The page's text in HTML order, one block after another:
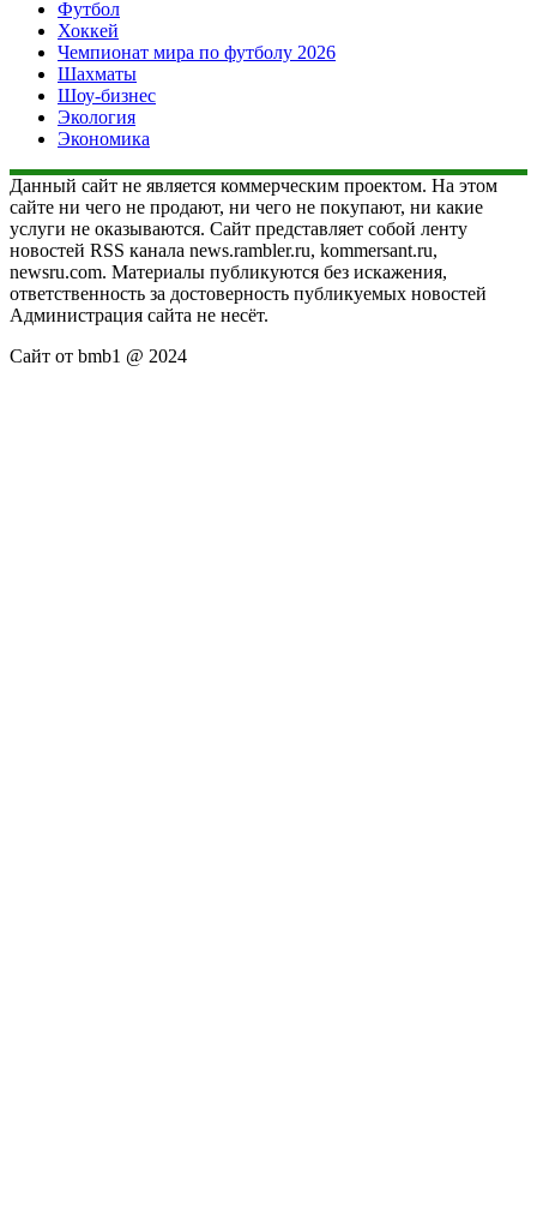
Футбол
Хоккей
Чемпионат мира по футболу 2026
Шахматы
Шоу-бизнес
Экология
Экономика
Данный сайт не является коммерческим проектом. На этом
сайте ни чего не продают, ни чего не покупают, ни какие
услуги не оказываются. Сайт представляет собой ленту
новостей RSS канала news.rambler.ru, kommersant.ru,
newsru.com. Материалы публикуются без искажения,
ответственность за достоверность публикуемых новостей
Администрация сайта не несёт.
Сайт от bmb1 @ 2024